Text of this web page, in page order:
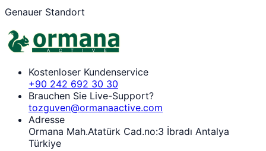
Genauer Standort
Kostenloser Kundenservice
+90 242 692 30 30
Brauchen Sie Live-Support?
tozguven@ormanaactive.com
Adresse
Ormana Mah.Atatürk Cad.no:3 İbradı Antalya
Türkiye